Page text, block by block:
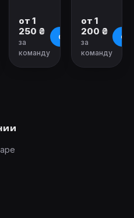
квесте
от 1
250 ₴
за
команду
О квесте
от 1
200 ₴
за
команду
О